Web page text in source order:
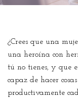
¿Crees que una
una heroína con
tú no tienes, y que
capaz de hacer
productivamente